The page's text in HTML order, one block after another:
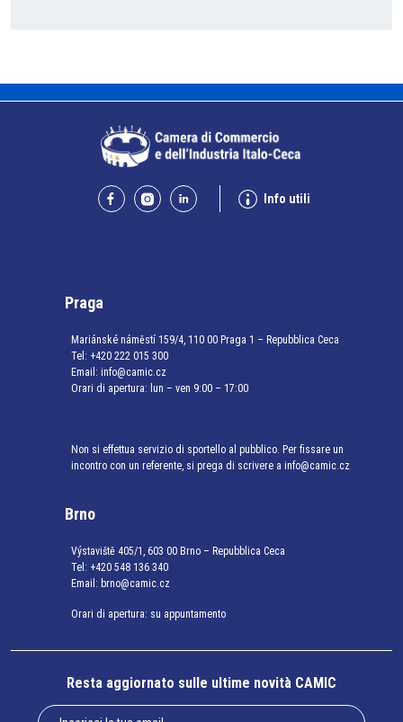
Info utili
Praga
Mariánské náměstí 159/4, 110 00 Praga 1 – Repubblica Ceca
Tel: +420 222 015 300
Email: info@camic.cz
Orari di apertura: lun – ven 9:00 – 17:00
Non si effettua servizio di sportello al pubblico. Per fissare un
incontro con un referente, si prega di scrivere a info@camic.cz
Brno
Výstaviště 405/1, 603 00 Brno – Repubblica Ceca
Tel: +420 548 136 340
Email: brno@camic.cz
Orari di apertura: su appuntamento
Resta aggiornato sulle ultime novità CAMIC